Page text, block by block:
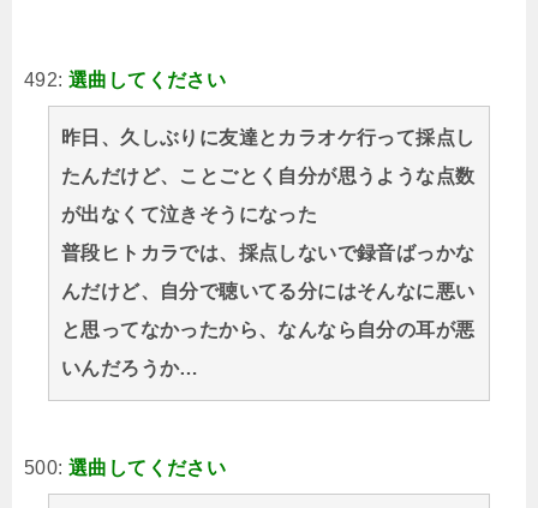
492: 選曲してください
昨日、久しぶりに友達とカラオケ行って採点し
たんだけど、ことごとく自分が思うような点数
が出なくて泣きそうになった
普段ヒトカラでは、採点しないで録音ばっかな
んだけど、自分で聴いてる分にはそんなに悪い
と思ってなかったから、なんなら自分の耳が悪
いんだろうか…
500: 選曲してください